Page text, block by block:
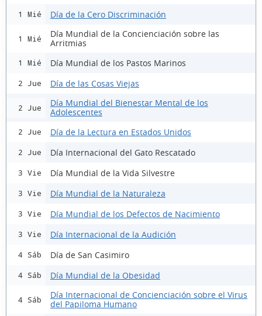
1 Mié Día de la Cero Discriminación
1 Mié
Día Mundial de la Concienciación sobre las
Arritmias
1 Mié Día Mundial de los Pastos Marinos
2 Jue Día de las Cosas Viejas
2 Jue
Día Mundial del Bienestar Mental de los
Adolescentes
2 Jue Día de la Lectura en Estados Unidos
2 Jue Día Internacional del Gato Rescatado
3 Vie Día Mundial de la Vida Silvestre
3 Vie Día Mundial de la Naturaleza
3 Vie Día Mundial de los Defectos de Nacimiento
3 Vie Día Internacional de la Audición
4 Sáb Día de San Casimiro
4 Sáb Día Mundial de la Obesidad
4 Sáb
Día Internacional de Concienciación sobre el Virus
del Papiloma Humano